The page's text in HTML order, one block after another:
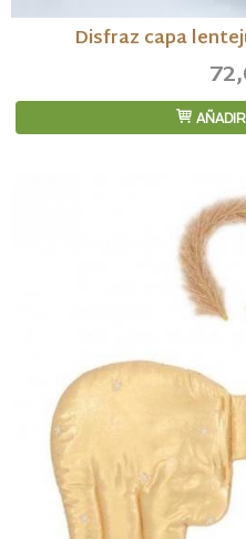
Disfraz capa